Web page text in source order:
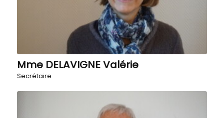
Mme DELAVIGNE Valérie
Secrétaire